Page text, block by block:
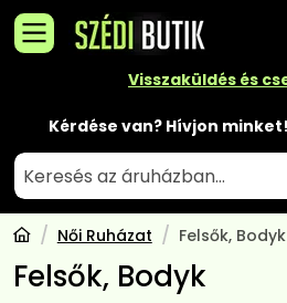
Visszaküldés és
Kérdése van? Hívjon minket!
Női Ruházat Felsők, Bodyk
Felsők, Bodyk